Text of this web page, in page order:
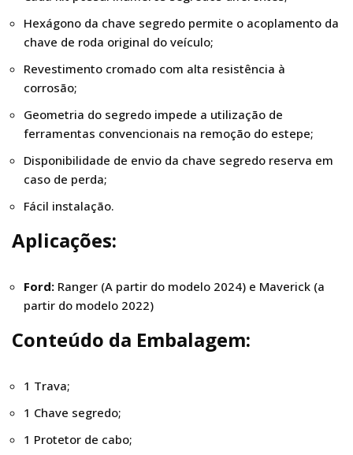
Hexágono da chave segredo permite o acoplamento da
chave de roda original do veículo;
Revestimento cromado com alta resistência à
corrosão;
Geometria do segredo impede a utilização de
ferramentas convencionais na remoção do estepe;
Disponibilidade de envio da chave segredo reserva em
caso de perda;
Fácil instalação.
Aplicações:
Ford: Ranger (A partir do modelo 2024) e Maverick (a
partir do modelo 2022)
Conteúdo da Embalagem:
1 Trava;
1 Chave segredo;
1 Protetor de cabo;